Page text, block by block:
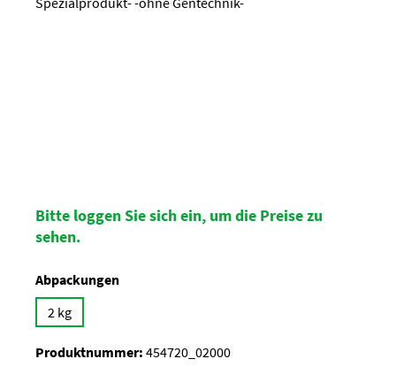
Bitte loggen Sie sich ein, um die Preise zu
sehen.
Abpackungenauswählen
2 kg
Produktnummer: 454720_02000